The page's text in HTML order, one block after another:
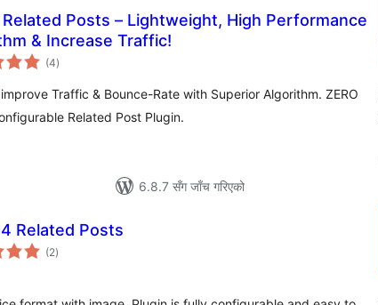
Posts – Lightweight, High Performance
& Increase Traffic!
(4कुल
रेटिङ्गहरू
)
Traffic & Bounce-Rate with Superior Algorithm. ZERO
Related Post Plugin.
6.8.7 सँग जाँच गरिएको
Related Posts
(2कुल
रेटिङ्गहरू
)